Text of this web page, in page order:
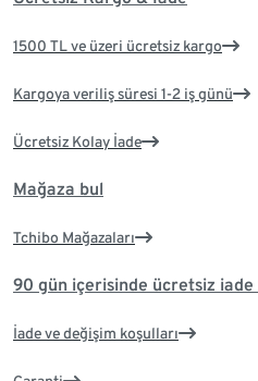
1500 TL ve üzeri ücretsiz kargo
Kargoya veriliş süresi 1-2 iş günü
Ücretsiz Kolay İade
Mağaza bul
Tchibo Mağazaları
90 gün içerisinde ücretsiz iade
İade ve değişim koşulları